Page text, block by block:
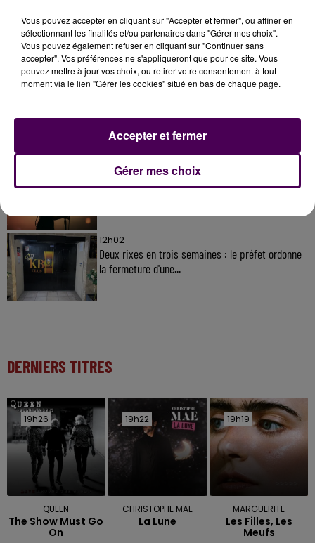
À LA UNE
11 juillet 2026
Inscrivez-vous au casting The Voice & The Voice
12h02
Deux rixes en trois semaines : le préfet ordonne
la fermeture d'une...
DERNIERS TITRES
19h26
19h26
QUEEN
The Show Must Go
On
19h22
19h22
CHRISTOPHE MAE
La Lune
19h19
19h19
MARGUERITE
Les Filles, Les
Meufs
Vous pouvez accepter en cliquant sur "Accepter et fermer", ou affiner en
sélectionnant les finalités et/ou partenaires dans "Gérer mes choix".
Vous pouvez également refuser en cliquant sur "Continuer sans
accepter". Vos préférences ne s'appliqueront que pour ce site. Vous
pouvez mettre à jour vos choix, ou retirer votre consentement à tout
moment via le lien "Gérer les cookies" situé en bas de chaque page.
Gérer mes choix
Accepter et fermer